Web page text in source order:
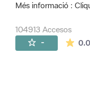
Més informació :
104913 Accesos
- 0.0